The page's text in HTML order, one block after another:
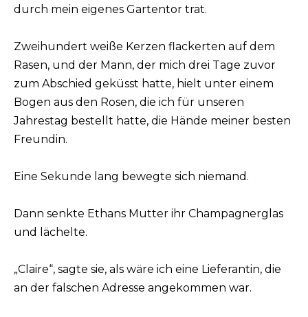
durch mein eigenes Gartentor trat.
Zweihundert weiße Kerzen flackerten auf dem
Rasen, und der Mann, der mich drei Tage zuvor
zum Abschied geküsst hatte, hielt unter einem
Bogen aus den Rosen, die ich für unseren
Jahrestag bestellt hatte, die Hände meiner besten
Freundin.
Eine Sekunde lang bewegte sich niemand.
Dann senkte Ethans Mutter ihr Champagnerglas
und lächelte.
„Claire“, sagte sie, als wäre ich eine Lieferantin, die
an der falschen Adresse angekommen war.